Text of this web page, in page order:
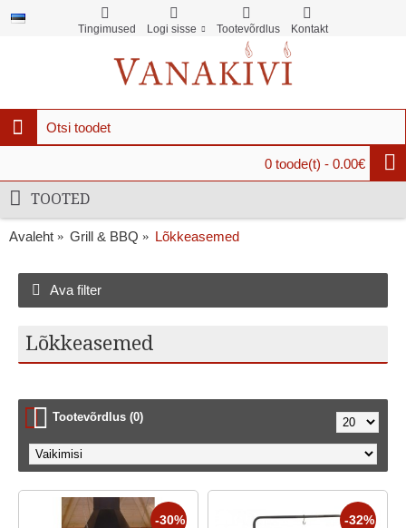
Tingimused Logi sisse Tootevõrdlus Kontakt
0 toode(t) - 0.00€
TOOTED
Avaleht Grill & BBQ Lõkkeasemed
Ava filter
Lõkkeasemed
Tootevõrdlus (0)
-30% -32%